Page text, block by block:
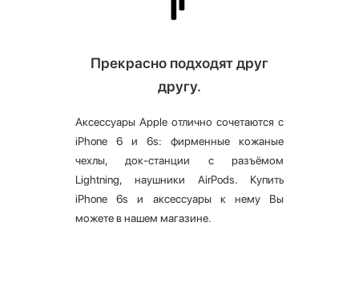
Прекрасно подходят друг
другу.
Аксессуары Apple отлично сочетаются с
iPhone 6 и 6s: фирменные кожаные
чехлы, док-станции с разъёмом
Lightning, наушники AirPods. Купить
iPhone 6s и аксессуары к нему Вы
можете в нашем магазине.